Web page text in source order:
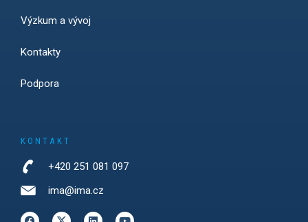
Výzkum a vývoj
Kontakty
Podpora
KONTAKT
+420 251 081 097
ima@ima.cz